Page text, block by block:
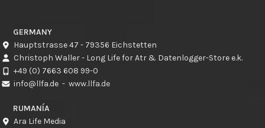
GERMANY
Hauptstrasse 47 - 79356 Eichstetten
Christoph Waller - Long Life for Atr & Datenlogger-Store e.k.
+49 (0) 7663 608 99-0
info@llfa.de - www.llfa.de
RUMANÍA
Ara Life Media